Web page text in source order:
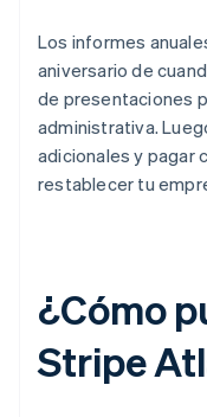
Los informes
aniversario de
de presentaciones
administrativa.
adicionales y pagar
restablecer tu
¿Cómo
Stripe